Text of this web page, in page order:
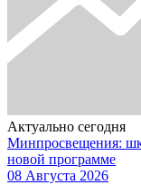
Актуально сегодня
Минпросвещения:
новой программе
08 Августа 2026